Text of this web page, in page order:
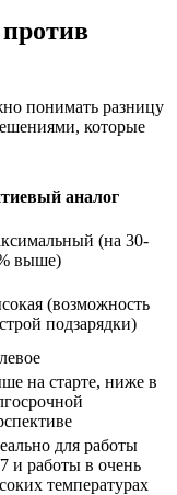
понимать разницу
которые
аналог
(на 30-
выше)
(возможность
подзарядки)
на старте, ниже в
для работы
и работы в очень
температурах